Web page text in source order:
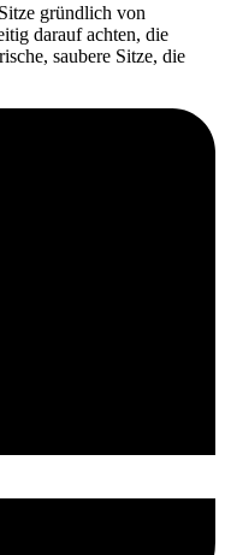
gründlich von
darauf achten, die
saubere Sitze, die